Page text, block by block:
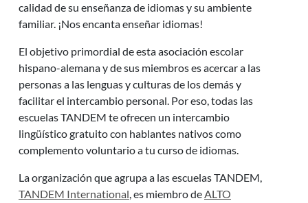
calidad de su enseñanza de idiomas y su ambiente
familiar. ¡Nos encanta enseñar idiomas!
El objetivo primordial de esta asociación escolar
hispano-alemana y de sus miembros es acercar a las
personas a las lenguas y culturas de los demás y
facilitar el intercambio personal. Por eso, todas las
escuelas TANDEM te ofrecen un intercambio
lingüístico gratuito con hablantes nativos como
complemento voluntario a tu curso de idiomas.
La organización que agrupa a las escuelas TANDEM,
TANDEM International, es miembro deALTO